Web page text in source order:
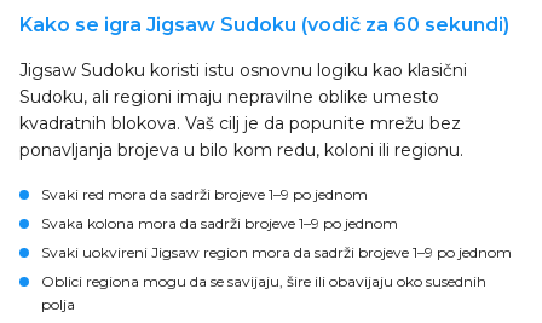
Kako se igra Jigsaw Sudoku (vodič za 60 sekundi)
Jigsaw Sudoku koristi istu osnovnu logiku kao klasični
Sudoku, ali regioni imaju nepravilne oblike umesto
kvadratnih blokova. Vaš cilj je da popunite mrežu bez
ponavljanja brojeva u bilo kom redu, koloni ili regionu.
Svaki red mora da sadrži brojeve 1–9 po jednom
Svaka kolona mora da sadrži brojeve 1–9 po jednom
Svaki uokvireni Jigsaw region mora da sadrži brojeve 1–9 po jednom
Oblici regiona mogu da se savijaju, šire ili obavijaju oko susednih
polja